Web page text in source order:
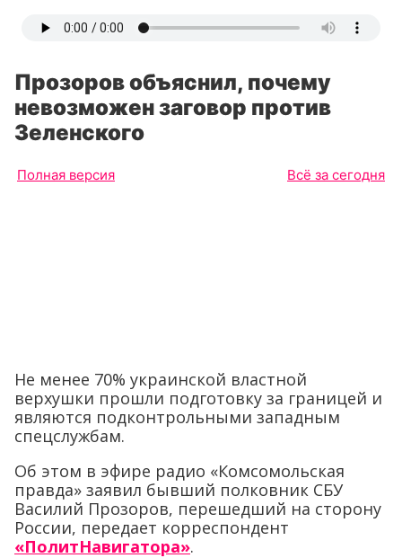
Прозоров объяснил, почему
невозможен заговор против
Зеленского
Полная версия Всё за сегодня
Не менее 70% украинской властной
верхушки прошли подготовку за границей и
являются подконтрольными западным
спецслужбам.
Об этом в эфире радио «Комсомольская
правда» заявил бывший полковник СБУ
Василий Прозоров, перешедший на сторону
России, передает корреспондент
«ПолитНавигатора».